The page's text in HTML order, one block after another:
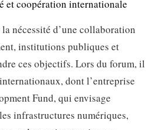
et coopération internationale
nécessité d’une collaboration
institutions publiques et
ces objectifs. Lors du forum, il
dont l’entreprise
Fund, qui envisage
infrastructures numériques,